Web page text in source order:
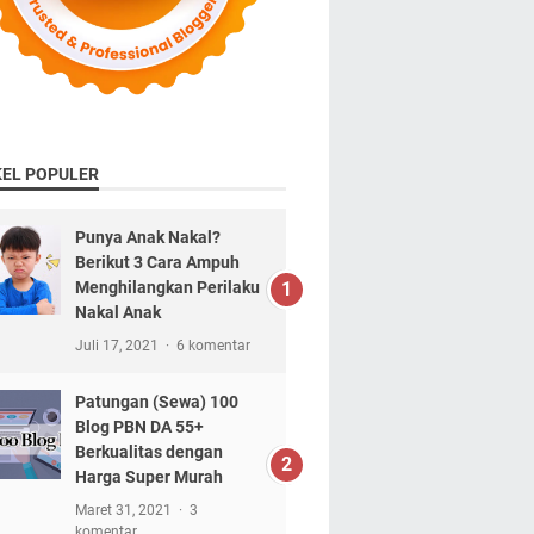
POPULER
Punya Anak Nakal?
Berikut 3 Cara Ampuh
Menghilangkan Perilaku
Nakal Anak
Juli 17, 2021 6 komentar
Patungan (Sewa) 100
Blog PBN DA 55+
Berkualitas dengan
Harga Super Murah
Maret 31, 2021
3